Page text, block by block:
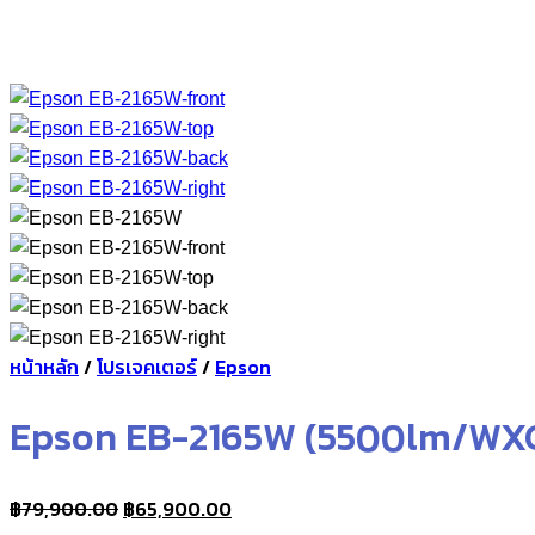
หน้าหลัก /โปรเจคเตอร์/ Epson
Epson EB-2165W (5500lm/
฿79,900.00 Original
฿65,900.00Current